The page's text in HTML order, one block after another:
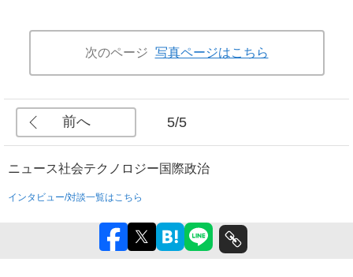
次のページ 写真ページはこちら
前へ 5/5
ニュース社会テクノロジー国際政治
インタビュー/対談一覧はこちら